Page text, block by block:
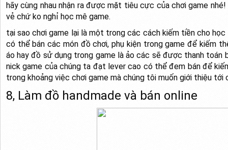
hãy cùng nhau nhận ra được mặt tiêu cực của chơi game
vẻ chứ ko nghỉ học mê game.
tại sao chơi game lại là một trong các cách kiếm tiền cho học
có thể bán các món đồ chơi, phụ kiện trong game để kiếm
áo hay đồ sử dụng trong game là ảo các sẽ được thanh toán
nick game của chúng ta đạt lever cao có thể đem bán để
trong khoảng việc chơi game mà chúng tôi muốn giới thiệu tới
8, Làm đồ handmade và bán online